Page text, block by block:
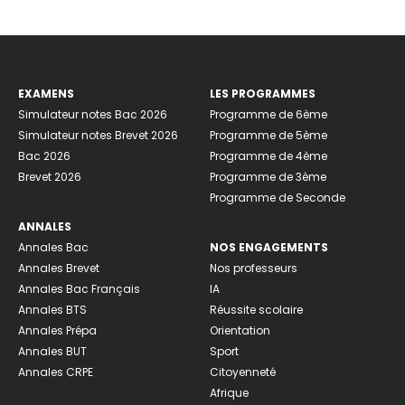
EXAMENS
Simulateur notes Bac 2026
Simulateur notes Brevet 2026
Bac 2026
Brevet 2026
ANNALES
Annales Bac
Annales Brevet
Annales Bac Français
Annales BTS
Annales Prépa
Annales BUT
Annales CRPE
LES PROGRAMMES
Programme de 6ème
Programme de 5ème
Programme de 4ème
Programme de 3ème
Programme de Seconde
NOS ENGAGEMENTS
Nos professeurs
IA
Réussite scolaire
Orientation
Sport
Citoyenneté
Afrique